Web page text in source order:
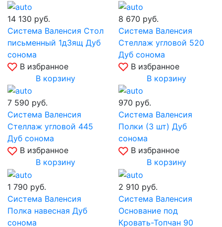
14 130 руб.
Система Валенсия Стол
письменный 1д3ящ Дуб
сонома
В избранное
В корзину
8 670 руб.
Система Валенсия
Стеллаж угловой 520
Дуб сонома
В избранное
В корзину
7 590 руб.
Система Валенсия
Стеллаж угловой 445
Дуб сонома
В избранное
В корзину
970 руб.
Система Валенсия
Полки (3 шт) Дуб
сонома
В избранное
В корзину
1 790 руб.
Система Валенсия
Полка навесная Дуб
сонома
2 910 руб.
Система Валенсия
Основание под
Кровать-Топчан 90